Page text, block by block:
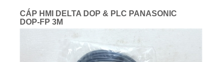
CÁP HMI DELTA DOP & PLC PANASONIC
DOP-FP 3M